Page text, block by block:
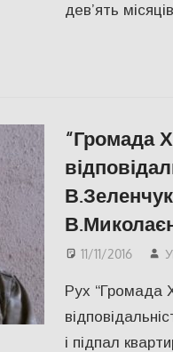
дев’ять
“Громада
11/11/2016
Рух “Громада
і підпал